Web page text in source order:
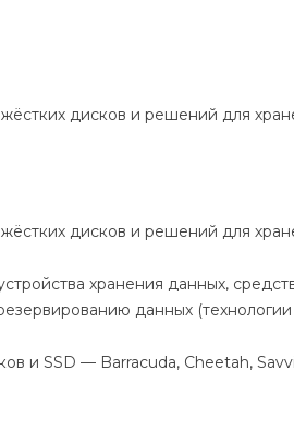
дисков и решений для
дисков и решений для
хранения данных,
данных
и SSD — Barracuda, Cheetah,